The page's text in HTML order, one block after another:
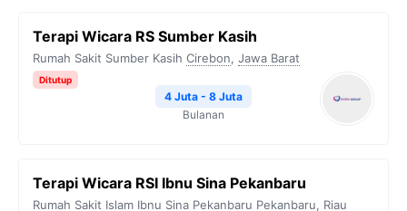
Terapi Wicara RS Sumber Kasih
Rumah Sakit Sumber Kasih Cirebon, Jawa Barat
Ditutup
4 Juta - 8 Juta
Bulanan
Terapi Wicara RSI Ibnu Sina Pekanbaru
Rumah Sakit Islam Ibnu Sina Pekanbaru Pekanbaru, Riau